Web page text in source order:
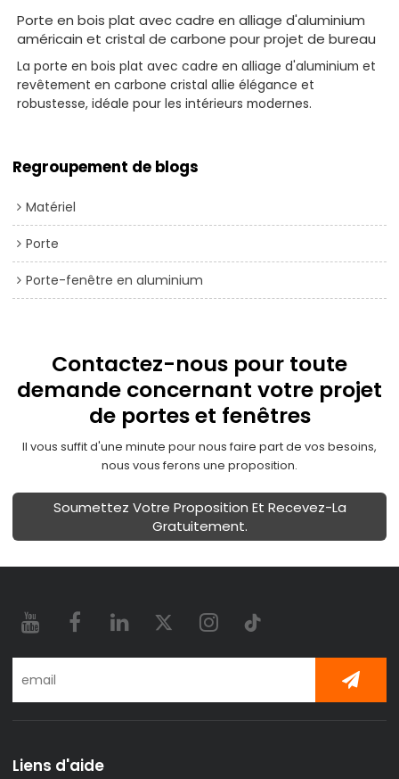
Porte en bois plat avec cadre en alliage d'aluminium
américain et cristal de carbone pour projet de bureau
La porte en bois plat avec cadre en alliage d'aluminium et
revêtement en carbone cristal allie élégance et
robustesse, idéale pour les intérieurs modernes.
Regroupement de blogs
Matériel
Porte
Porte-fenêtre en aluminium
Contactez-nous pour toute
demande concernant votre projet
de portes et fenêtres
Il vous suffit d'une minute pour nous faire part de vos besoins,
nous vous ferons une proposition.
Soumettez Votre Proposition Et Recevez-La
Gratuitement.
Liens d'aide